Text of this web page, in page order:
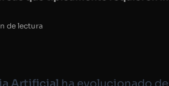
de lectura